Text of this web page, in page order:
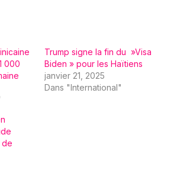
000
Trump signe la fin du »Visa
Biden » pour les Haïtiens
janvier 21, 2025
Dans "International"
de